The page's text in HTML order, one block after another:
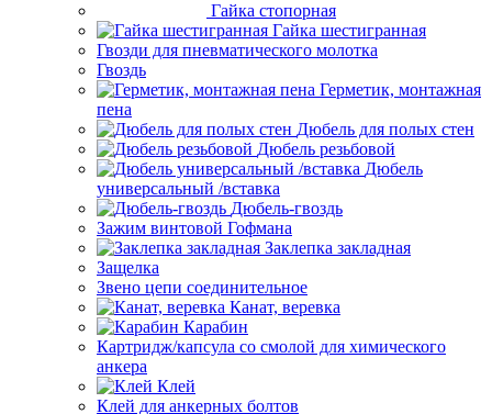
Гайка стопорная
Гайка шестигранная
Гвозди для пневматического молотка
Гвоздь
Герметик, монтажная
пена
Дюбель для полых стен
Дюбель резьбовой
Дюбель
универсальный /вставка
Дюбель-гвоздь
Зажим винтовой Гофмана
Заклепка закладная
Защелка
Звено цепи соединительное
Канат, веревка
Карабин
Картридж/капсула со смолой для химического
анкера
Клей
Клей для анкерных болтов